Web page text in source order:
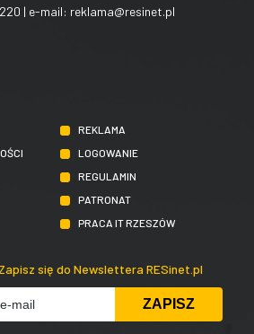
| e-mail: reklama@resinet.pl
REKLAMA
LOGOWANIE
REGULAMIN
PATRONAT
PRACA IT RZESZÓW
Zapisz się do Newslettera RESinet.pl